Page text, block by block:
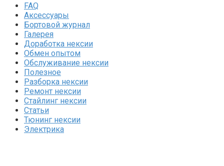
FAQ
Аксессуары
Бортовой журнал
Галерея
Доработка нексии
Обмен опытом
Обслуживание нексии
Полезное
Разборка нексии
Ремонт нексии
Стайлинг нексии
Статьи
Тюнинг нексии
Электрика